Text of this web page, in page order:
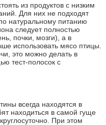
из продуктов с низким
Для них не подходят
натуральному питанию
следует полностью
почки, мозги), а в
использовать мясо птицы.
это можно делать в
тест-полосок с
всегда находятся в
находиться в самой гуще
При этом